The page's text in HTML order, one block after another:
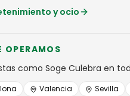
y ocio
OPERAMOS
como Soge Culebra en
Valencia Sevilla